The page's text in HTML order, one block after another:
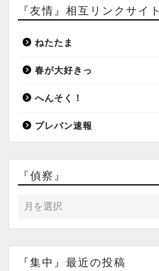
『友情』相互リンクサイト
ねたたま
春が大好きっ
へんそく！
プレバン速報
『偵察』
『集中』最近の投稿